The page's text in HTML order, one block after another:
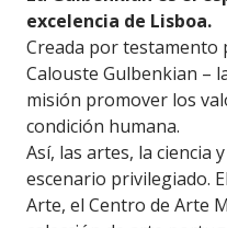
excelencia de Lisboa.
Creada por
Calouste Gulbenkian –
misión promover los
condición humana.
Así, las artes, la ciencia
escenario privilegiado.
Arte, el Centro de Arte